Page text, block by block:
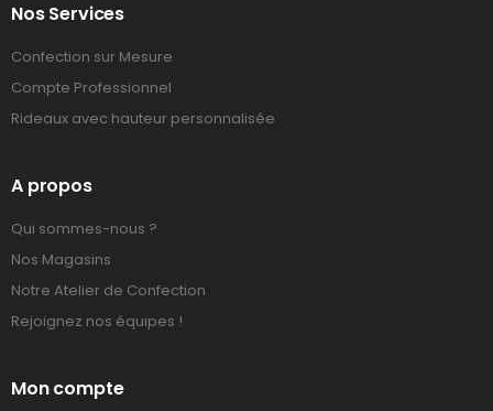
Nos Services
Confection sur Mesure
Compte Professionnel
Rideaux avec hauteur personnalisée
A propos
Qui sommes-nous ?
Nos Magasins
Notre Atelier de Confection
Rejoignez nos équipes !
Mon compte